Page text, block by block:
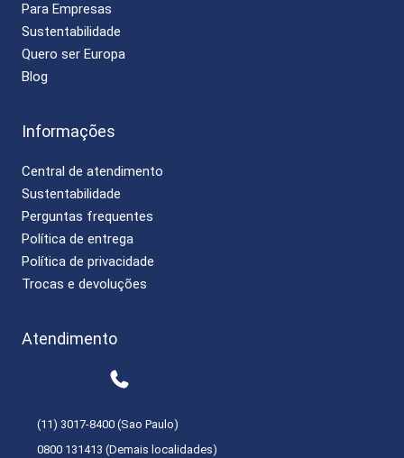
Para Empresas
Sustentabilidade
Quero ser Europa
Blog
Informações
Central de atendimento
Sustentabilidade
Perguntas frequentes
Política de entrega
Política de privacidade
Trocas e devoluções
Atendimento
(11) 3017-8400 (Sao Paulo)
0800 131413 (Demais localidades)